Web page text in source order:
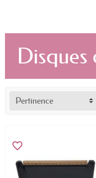
Disques
Pertinence
favorite_border